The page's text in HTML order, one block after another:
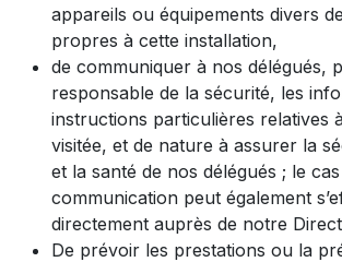
appareils ou équipements divers
propres à cette installation,
de communiquer à nos délégués,
responsable de la sécurité, les
instructions particulières relatives
visitée, et de nature à assurer la
et la santé de nos délégués ; le
communication peut également
directement auprès de notre
De prévoir les prestations ou la